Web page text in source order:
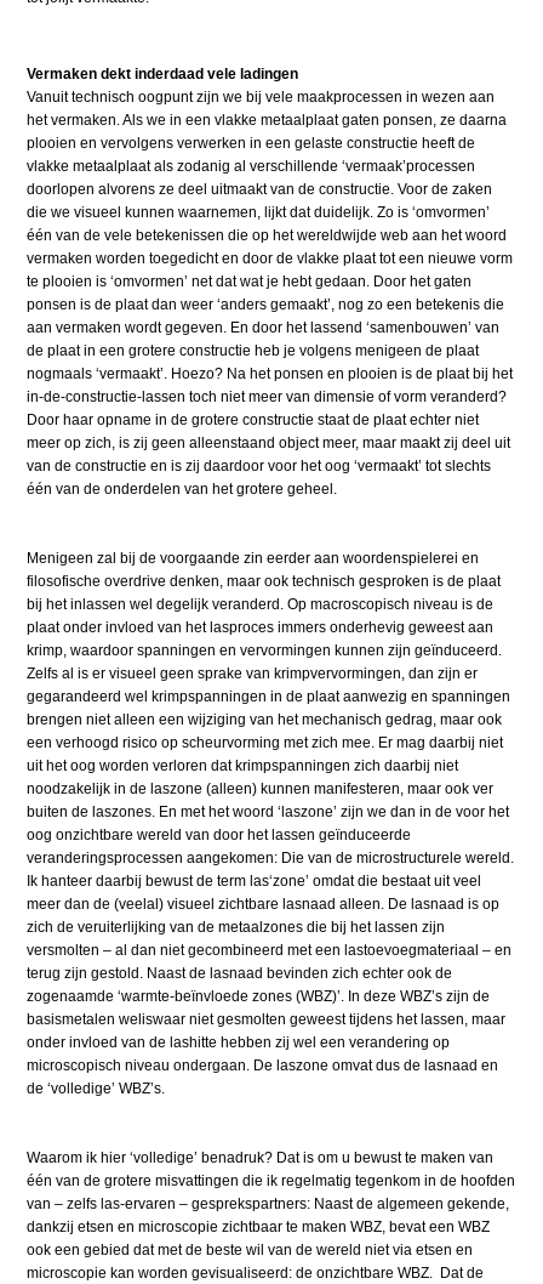
Vermaken dekt inderdaad vele ladingen
Vanuit technisch oogpunt zijn we bij vele maakprocessen in wezen aan
het vermaken. Als we in een vlakke metaalplaat gaten ponsen, ze daarna
plooien en vervolgens verwerken in een gelaste constructie heeft de
vlakke metaalplaat als zodanig al verschillende ‘vermaak’processen
doorlopen alvorens ze deel uitmaakt van de constructie. Voor de zaken
die we visueel kunnen waarnemen, lijkt dat duidelijk. Zo is ‘omvormen’
één van de vele betekenissen die op het wereldwijde web aan het woord
vermaken worden toegedicht en door de vlakke plaat tot een nieuwe vorm
te plooien is ‘omvormen’ net dat wat je hebt gedaan. Door het gaten
ponsen is de plaat dan weer ‘anders gemaakt’, nog zo een betekenis die
aan vermaken wordt gegeven. En door het lassend ‘samenbouwen’ van
de plaat in een grotere constructie heb je volgens menigeen de plaat
nogmaals ‘vermaakt’. Hoezo? Na het ponsen en plooien is de plaat bij het
in-de-constructie-lassen toch niet meer van dimensie of vorm veranderd?
Door haar opname in de grotere constructie staat de plaat echter niet
meer op zich, is zij geen alleenstaand object meer, maar maakt zij deel uit
van de constructie en is zij daardoor voor het oog ‘vermaakt’ tot slechts
één van de onderdelen van het grotere geheel.
Menigeen zal bij de voorgaande zin eerder aan woordenspielerei en
filosofische overdrive denken, maar ook technisch gesproken is de plaat
bij het inlassen wel degelijk veranderd. Op macroscopisch niveau is de
plaat onder invloed van het lasproces immers onderhevig geweest aan
krimp, waardoor spanningen en vervormingen kunnen zijn geïnduceerd.
Zelfs al is er visueel geen sprake van krimpvervormingen, dan zijn er
gegarandeerd wel krimpspanningen in de plaat aanwezig en spanningen
brengen niet alleen een wijziging van het mechanisch gedrag, maar ook
een verhoogd risico op scheurvorming met zich mee. Er mag daarbij niet
uit het oog worden verloren dat krimpspanningen zich daarbij niet
noodzakelijk in de laszone (alleen) kunnen manifesteren, maar ook ver
buiten de laszones. En met het woord ‘laszone’ zijn we dan in de voor het
oog onzichtbare wereld van door het lassen geïnduceerde
veranderingsprocessen aangekomen: Die van de microstructurele wereld.
Ik hanteer daarbij bewust de term las‘zone’ omdat die bestaat uit veel
meer dan de (veelal) visueel zichtbare lasnaad alleen. De lasnaad is op
zich de veruiterlijking van de metaalzones die bij het lassen zijn
versmolten – al dan niet gecombineerd met een lastoevoegmateriaal – en
terug zijn gestold. Naast de lasnaad bevinden zich echter ook de
zogenaamde ‘warmte-beïnvloede zones (WBZ)’. In deze WBZ’s zijn de
basismetalen weliswaar niet gesmolten geweest tijdens het lassen, maar
onder invloed van de lashitte hebben zij wel een verandering op
microscopisch niveau ondergaan. De laszone omvat dus de lasnaad en
de ‘volledige’ WBZ’s.
Waarom ik hier ‘volledige’ benadruk? Dat is om u bewust te maken van
één van de grotere misvattingen die ik regelmatig tegenkom in de hoofden
van – zelfs las-ervaren – gesprekspartners: Naast de algemeen gekende,
dankzij etsen en microscopie zichtbaar te maken WBZ, bevat een WBZ
ook een gebied dat met de beste wil van de wereld niet via etsen en
microscopie kan worden gevisualiseerd: de onzichtbare WBZ. Dat de